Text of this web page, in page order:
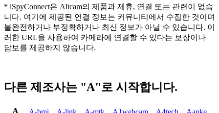
* iSpyConnect은 Altcam의 제품과 제휴, 연결 또는 관련이 없습
니다. 여기에 제공된 연결 정보는 커뮤니티에서 수집한 것이며
불완전하거나 부정확하거나 최신 정보가 아닐 수 있습니다. 이
러한 URL을 사용하여 카메라에 연결할 수 있다는 보장이나
담보를 제공하지 않습니다.
다른 제조사는 "A"로 시작합니다.